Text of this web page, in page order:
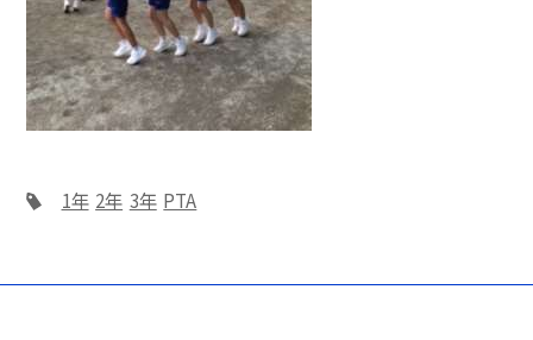
1年 2年 3年 PTA